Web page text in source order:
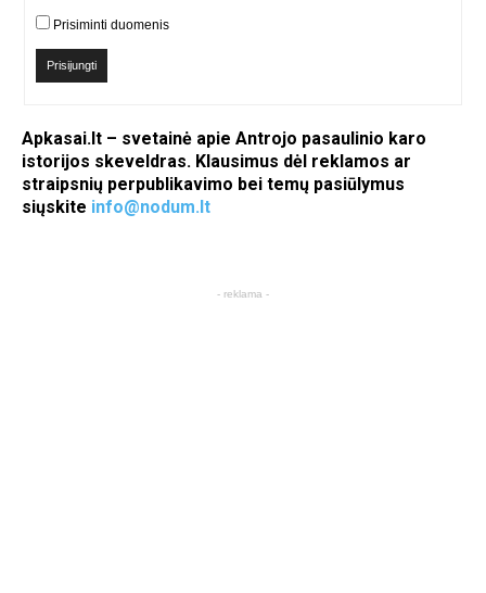
Prisiminti duomenis
Prisijungti
Apkasai.lt – svetainė apie Antrojo pasaulinio karo
istorijos skeveldras. Klausimus dėl reklamos ar
straipsnių perpublikavimo bei temų pasiūlymus
siųskite info@nodum.lt
- reklama -